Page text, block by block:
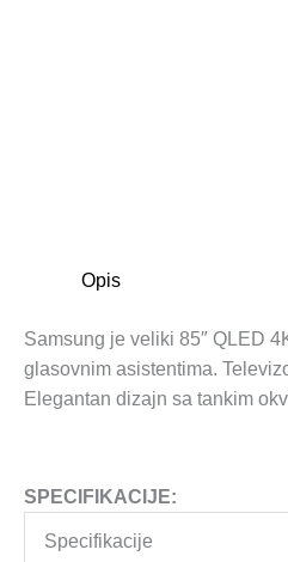
Opis
Samsung je veliki 85″ QLED
glasovnim asistentima.
Elegantan dizajn sa tankim
SPECIFIKACIJE:
Specifikacije